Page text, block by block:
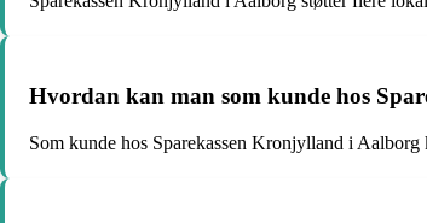
Hvordan kan man som kunde hos
Som kunde hos Sparekassen Kronjylland i Aalborg